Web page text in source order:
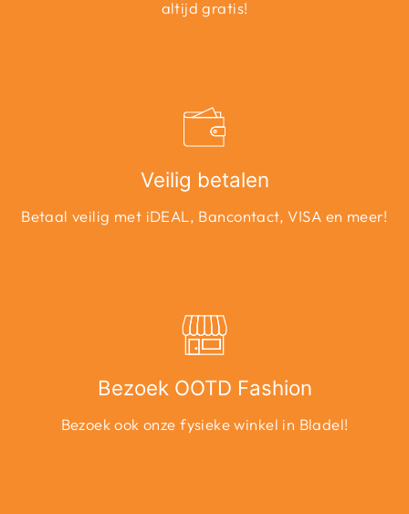
altijd gratis!
Veilig betalen
Betaal veilig met iDEAL, Bancontact, VISA en meer!
Bezoek OOTD Fashion
Bezoek ook onze fysieke winkel in Bladel!